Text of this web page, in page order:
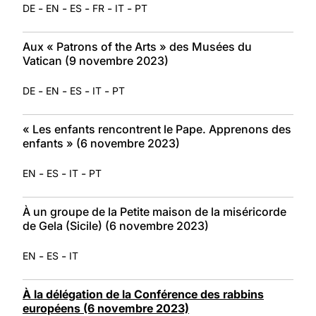
DE - EN - ES - FR - IT - PT
Aux « Patrons of the Arts » des Musées du
Vatican (9 novembre 2023)
DE - EN - ES - IT - PT
« Les enfants rencontrent le Pape. Apprenons des
enfants » (6 novembre 2023)
EN - ES - IT - PT
À un groupe de la Petite maison de la miséricorde
de Gela (Sicile) (6 novembre 2023)
EN - ES - IT
À la délégation de la Conférence des rabbins
européens (6 novembre 2023)